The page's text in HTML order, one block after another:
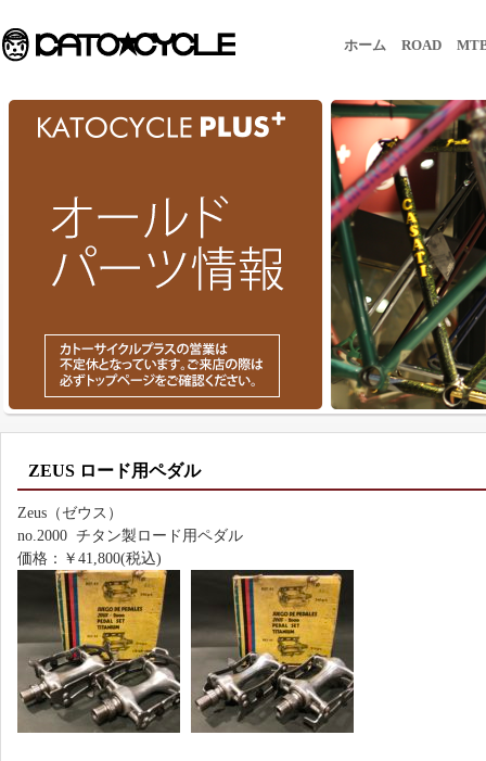
ホーム ROAD
ZEUS ロード用ペダル
Zeus（ゼウス）
no.2000 チタン製ロード用ペダル
価格：￥41,800(税込)